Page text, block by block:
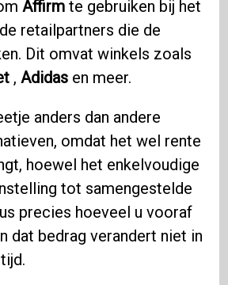
Affirm te gebruiken bij het
retailpartners die de
Dit omvat winkels zoals
,Adidas en meer.
anders dan andere
omdat het wel rente
hoewel het enkelvoudige
tot samengestelde
precies hoeveel u vooraf
dat bedrag verandert niet in